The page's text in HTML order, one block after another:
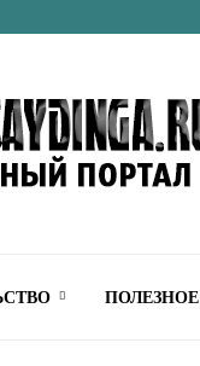
ПОЛЕЗНОЕ